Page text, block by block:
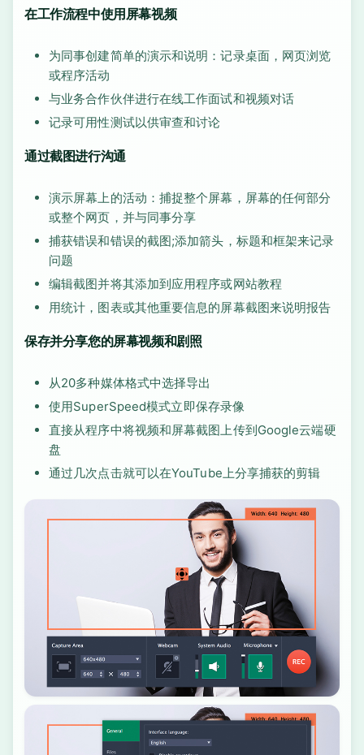
在工作流程中使用屏幕视频
为同事创建简单的演示和说明：记录桌面，网页浏览
或程序活动
与业务合作伙伴进行在线工作面试和视频对话
记录可用性测试以供审查和讨论
通过截图进行沟通
演示屏幕上的活动：捕捉整个屏幕，屏幕的任何部分
或整个网页，并与同事分享
捕获错误和错误的截图;添加箭头，标题和框架来记录
问题
编辑截图并将其添加到应用程序或网站教程
用统计，图表或其他重要信息的屏幕截图来说明报告
保存并分享您的屏幕视频和剧照
从20多种媒体格式中选择导出
使用SuperSpeed模式立即保存录像
直接从程序中将视频和屏幕截图上传到Google云端硬
盘
通过几次点击就可以在YouTube上分享捕获的剪辑